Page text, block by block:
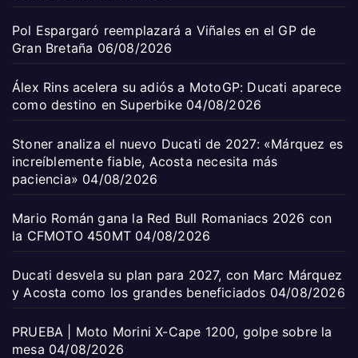
Pol Espargaró reemplazará a Viñales en el GP de
Gran Bretaña 06/08/2026
Álex Rins acelera su adiós a MotoGP: Ducati aparece
como destino en Superbike 04/08/2026
Stoner analiza el nuevo Ducati de 2027: «Márquez es
increíblemente fiable, Acosta necesita más
paciencia» 04/08/2026
Mario Román gana la Red Bull Romaniacs 2026 con
la CFMOTO 450MT 04/08/2026
Ducati desvela su plan para 2027, con Marc Márquez
y Acosta como los grandes beneficiados 04/08/2026
PRUEBA | Moto Morini X-Cape 1200, golpe sobre la
mesa 04/08/2026